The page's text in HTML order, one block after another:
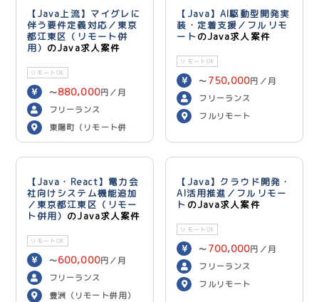
【Java上流】マイグレに
伴う要件定義対応／東京
都江東区（リモート併
用） のJava求人案件
リモートOK
〜880,000円／月
フリーランス
東陽町（リモート併
用）
【Java】AI駆動型開発実
装・定着支援／フルリモ
ートのJava求人案件
リモートOK
〜 750,000円／月
フリーランス
フルリモート
【Java・React】電力会
社向けシステム機能追加
／東京都江東区（リモー
ト併用） のJava求人案件
リモートOK
〜600,000円／月
フリーランス
豊洲（リモート併用）
【Java】クラウド開発・
AI活用推進／フルリモー
ト のJava求人案件
リモートOK
〜 700,000円／月
フリーランス
フルリモート